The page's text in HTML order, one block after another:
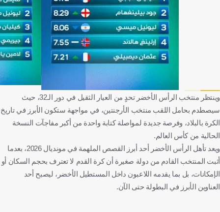
وينتظر منتخب الرأس الأخضر تحدٍ من العيار الثقيل في دور الـ32، حيث
سيصطدم بحامل اللقب منتخب الأرجنتين، في مواجهة ستكون الأبرز في تاريخ
الكرة بالبلاد، وفرصة جديدة لمواصلة كتابة واحدة من أكبر مفاجآت النسخة
الحالية من كأس العالم.
ويعد تأهل الرأس الأخضر أحد أبرز القصص الملهمة في مونديال 2026، بعدما
أثبت المنتخب القادم من دولة صغيرة أن كرة القدم لا تعترف بحجم السكان أو
الإمكانات، بل بما يقدمه اللاعبون داخل المستطيل الأخضر، ليصبح أحد
العناوين الأبرز في البطولة حتى الآن.